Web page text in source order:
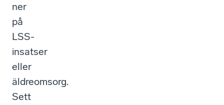
ner
på
LSS-
insatser
eller
äldreomsorg.
Sett